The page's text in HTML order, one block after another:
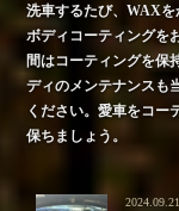
洗車するたび、WAX
ボディコーティングを
間はコーティングを保
ディのメンテナンスも
ください。愛車をコー
保ちましょう。
2024.09.21